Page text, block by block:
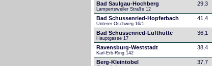
Bad Saulgau-Hochberg
Lampertsweiler Straße 12
29,3
Bad Schussenried-Hopferbach
Unterer Öschweg 16/1
41,4
Bad Schussenried-Lufthütte
Hauptgasse 17
36,1
Ravensburg-Weststadt
Karl-Erb-Ring 142
38,4
Berg-Kleintobel 37,7